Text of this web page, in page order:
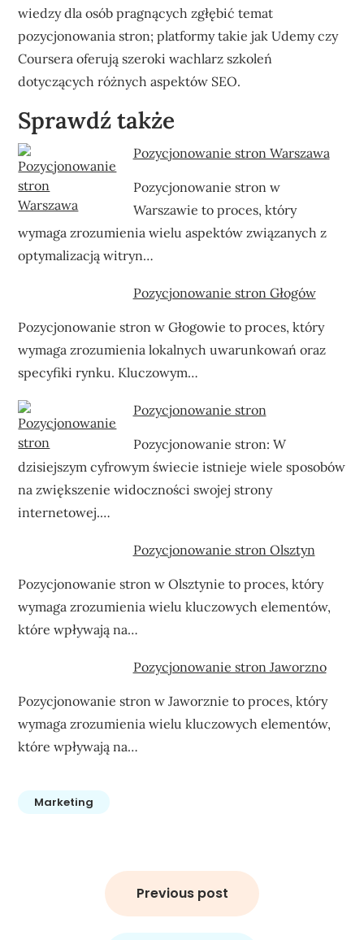
wiedzy dla osób pragnących zgłębić temat
pozycjonowania stron; platformy takie jak Udemy czy
Coursera oferują szeroki wachlarz szkoleń
dotyczących różnych aspektów SEO.
Sprawdź także
Pozycjonowanie stron Warszawa
Pozycjonowanie stron w
Warszawie to proces, który
wymaga zrozumienia wielu aspektów związanych z
optymalizacją witryn…
Pozycjonowanie stron Głogów
Pozycjonowanie stron w Głogowie to proces, który
wymaga zrozumienia lokalnych uwarunkowań oraz
specyfiki rynku. Kluczowym…
Pozycjonowanie stron
Pozycjonowanie stron: W
dzisiejszym cyfrowym świecie istnieje wiele sposobów
na zwiększenie widoczności swojej strony
internetowej.…
Pozycjonowanie stron Olsztyn
Pozycjonowanie stron w Olsztynie to proces, który
wymaga zrozumienia wielu kluczowych elementów,
które wpływają na…
Pozycjonowanie stron Jaworzno
Pozycjonowanie stron w Jaworznie to proces, który
wymaga zrozumienia wielu kluczowych elementów,
które wpływają na…
Marketing
Previous post